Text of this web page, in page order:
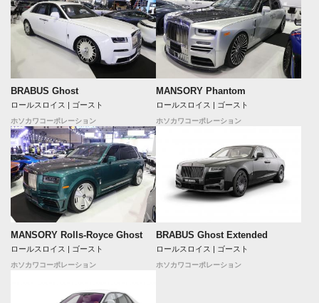
BRABUS Ghost
ロールスロイス | ゴースト
ホソカワコーポレーション
MANSORY Phantom
ロールスロイス | ゴースト
ホソカワコーポレーション
MANSORY Rolls-Royce Ghost
ロールスロイス | ゴースト
ホソカワコーポレーション
BRABUS Ghost Extended
ロールスロイス | ゴースト
ホソカワコーポレーション